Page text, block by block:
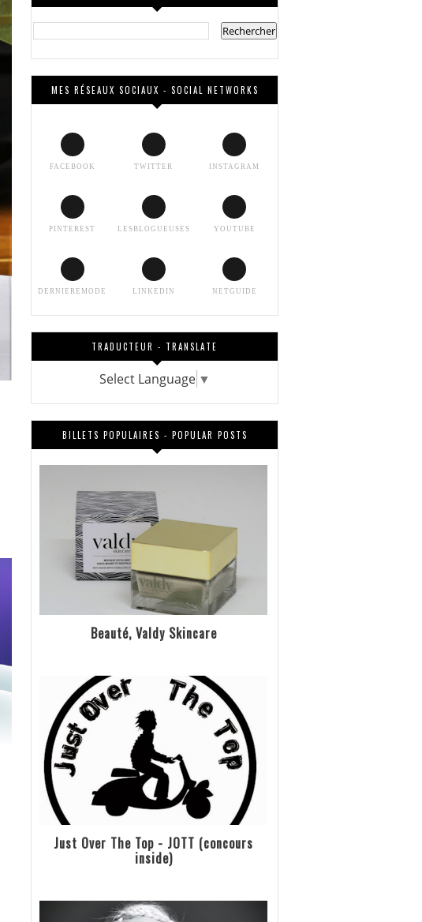
MES RÉSEAUX SOCIAUX - SOCIAL NETWORKS
FACEBOOK TWITTER INSTAGRAM
PINTEREST LESBLOGUEUSES YOUTUBE
DERNIEREMODE LINKEDIN NETGUIDE
TRADUCTEUR - TRANSLATE
Select Language ▼
BILLETS POPULAIRES - POPULAR POSTS
Beauté, Valdy Skincare
Just Over The Top - JOTT (concours
inside)